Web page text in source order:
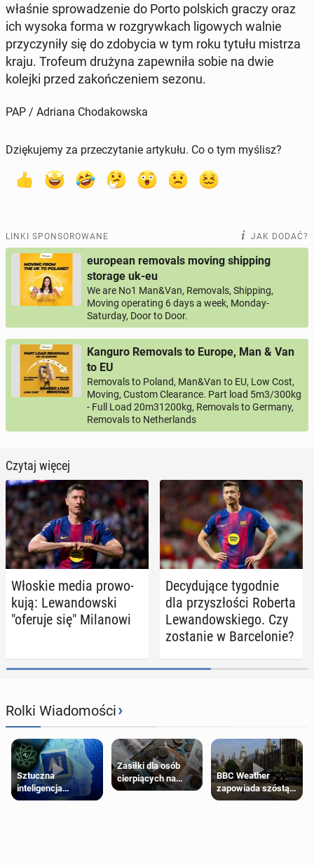
właśnie spro­wa­dze­nie do Porto pol­skich graczy oraz
ich wysoka forma w roz­gryw­kach li­go­wych walnie
przy­czy­ni­ły się do zdo­by­cia w tym roku tytułu mistrza
kraju. Trofeum drużyna za­pew­ni­ła sobie na dwie
kolejki przed za­koń­cze­niem sezonu.
PAP / Adriana Chodakowska
Dziękujemy za przeczytanie artykułu. Co o tym myślisz?
LINKI SPONSOROWANE JAK DODAĆ?
european removals moving shipping
storage uk-eu
We are No1 Man&Van, Removals, Shipping,
Moving operating 6 days a week, Monday-
Saturday, Door to Door.
Kanguro Removals to Europe, Man & Van
to EU
Removals to Poland, Man&Van to EU, Low Cost,
Moving, Custom Clearance. Part load 5m3/300kg
- Full Load 20m31200kg, Removals to Germany,
Removals to Netherlands
Czytaj więcej
Włoskie media pro­wo­
ku­ją: Le­wan­dow­ski
"oferuje się" Mi­la­no­wi
De­cy­du­ją­ce ty­go­dnie
dla przy­szło­ści Roberta
Le­wan­dow­skie­go. Czy
zo­sta­nie w Bar­ce­lo­nie?
Rolki Wiadomości›
Sztuczna
inteligencja
próbowała oszukać
Zasiłki dla osób
cierpiących na
schorzenia
BBC Weather
zapowiada szóstą
falę upałów w